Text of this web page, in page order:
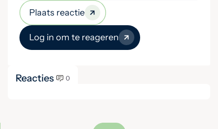
Plaats reactie
Log in om te reageren
Reacties 0